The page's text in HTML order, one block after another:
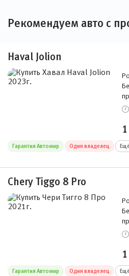
Рекомендуем авто с
Haval Jolion
Гарантия Автомир Один владелец
Chery Tiggo 8 Pro
Гарантия Автомир Один владелец